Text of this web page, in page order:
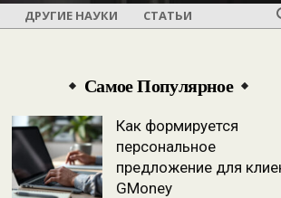
ДРУГИЕ НАУКИ СТАТЬИ
Самое Популярное
Как формируется
персональное
предложение для
GMoney